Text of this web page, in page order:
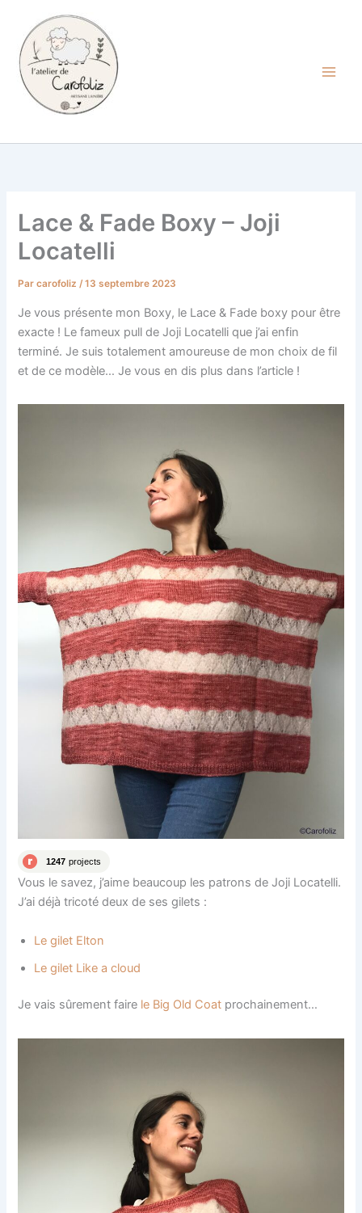
contenu
Lace & Fade Boxy – Joji
Locatelli
Parcarofoliz/13 septembre 2023
Je vous présente mon Boxy, le Lace & Fade boxy pour être
exacte ! Le fameux pull de Joji Locatelli que j’ai enfin
terminé. Je suis totalement amoureuse de mon choix de fil
et de ce modèle… Je vous en dis plus dans l’article !
Vous le savez, j’aime beaucoup les patrons de Joji Locatelli.
J’ai déjà tricoté deux de ses gilets :
Le gilet Elton
Le gilet Like a cloud
Je vais sûrement faire le Big Old Coat prochainement…